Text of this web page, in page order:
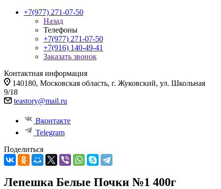
+7(977) 271-07-50
Назад
Телефоны
+7(977) 271-07-50
+7(916) 140-49-41
Заказать звонок
Контактная информация
140180, Московская область, г. Жуковский, ул. Школьная
9/18
teastory@mail.ru
Вконтакте
Telegram
Поделиться
Лепешка Белые Почки №1 400г